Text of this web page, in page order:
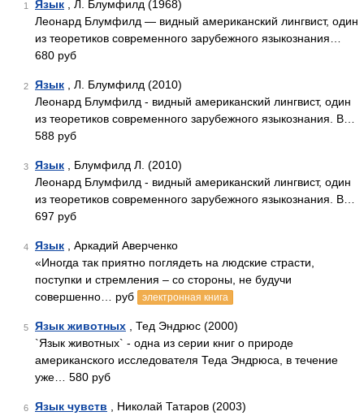
1 Язык , Л. Блумфилд (1968)
Леонард Блумфилд — видный американский лингвист, один
из теоретиков современного зарубежного языкознания…
680 руб
2 Язык , Л. Блумфилд (2010)
Леонард Блумфилд - видный американский лингвист, один
из теоретиков современного зарубежного языкознания. В…
588 руб
3 Язык , Блумфилд Л. (2010)
Леонард Блумфилд - видный американский лингвист, один
из теоретиков современного зарубежного языкознания. В…
697 руб
4 Язык , Аркадий Аверченко
«Иногда так приятно поглядеть на людские страсти,
поступки и стремления – со стороны, не будучи
совершенно… руб
электронная книга
5 Язык животных , Тед Эндрюс (2000)
`Язык животных` - одна из серии книг о природе
американского исследователя Теда Эндрюса, в течение
уже… 580 руб
6 Язык чувств , Николай Татаров (2003)